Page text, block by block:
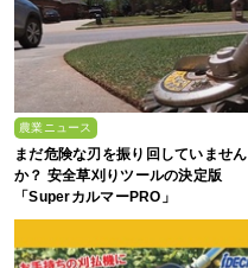
農業ニュース
まだ危険な刃を振り回していません
か？ 安全草刈りツールの決定版
「SuperカルマーPRO」